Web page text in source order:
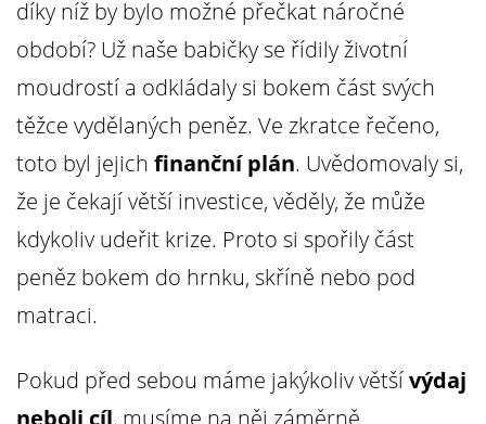
díky níž by bylo možné přečkat náročné
období? Už naše babičky se řídily životní
moudrostí a odkládaly si bokem část svých
těžce vydělaných peněz. Ve zkratce řečeno,
toto byl jejich finanční plán. Uvědomovaly si,
že je čekají větší investice, věděly, že může
kdykoliv udeřit krize. Proto si spořily část
peněz bokem do hrnku, skříně nebo pod
matraci.
Pokud před sebou máme jakýkoliv většívýdaj